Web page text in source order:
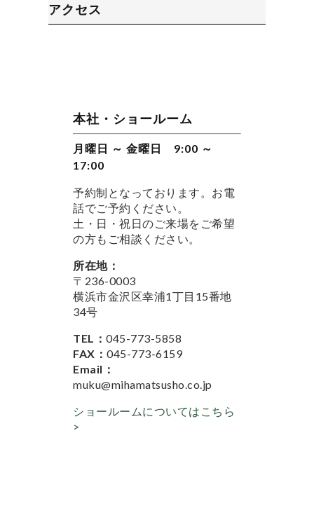
アクセス
本社・ショールーム
月曜日 ～ 金曜日 9:00 ～
17:00
予約制となっております。お電
話でご予約ください。
土・日・祝日のご来場をご希望
の方もご相談ください。
所在地：
〒236-0003
横浜市金沢区幸浦1丁目15番地
34号
TEL： 045-773-5858
FAX： 045-773-6159
Email：
muku@mihamatsusho.co.jp
ショールームについてはこちら
>